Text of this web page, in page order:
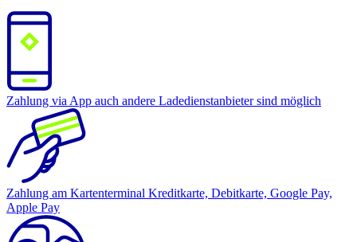
Zahlung via App auch andere Ladedienstanbieter sind möglich
Zahlung am Kartenterminal Kreditkarte, Debitkarte, Google Pay,
Apple Pay